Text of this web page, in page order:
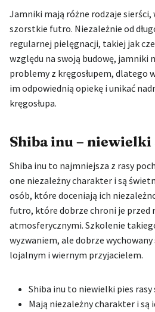
Jamniki mają różne rodzaje sierści,
szorstkie futro. Niezależnie od
regularnej pielęgnacji, takiej jak
względu na swoją budowę, jamniki
problemy z kręgosłupem, dlatego
im odpowiednią opiekę i unikać
kręgosłupa.
Shiba inu – niewielki
Shiba inu to najmniejsza z rasy
one niezależny charakter i są
osób, które doceniają ich
futro, które dobrze chroni je przed
atmosferycznymi. Szkolenie
wyzwaniem, ale dobrze
lojalnym i wiernym przyjacielem.
Shiba inu to niewielki pies rasy
Mają niezależny charakter i